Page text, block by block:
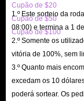
Cupão de $20
Cupão de $50
Cupão de $100
1.º Este sorteio da
08:00) e termina a 1
2.º Somente os
vitória de 100%, sem
3.º Quanto mais
excedam os 10
poderá sortear. Os